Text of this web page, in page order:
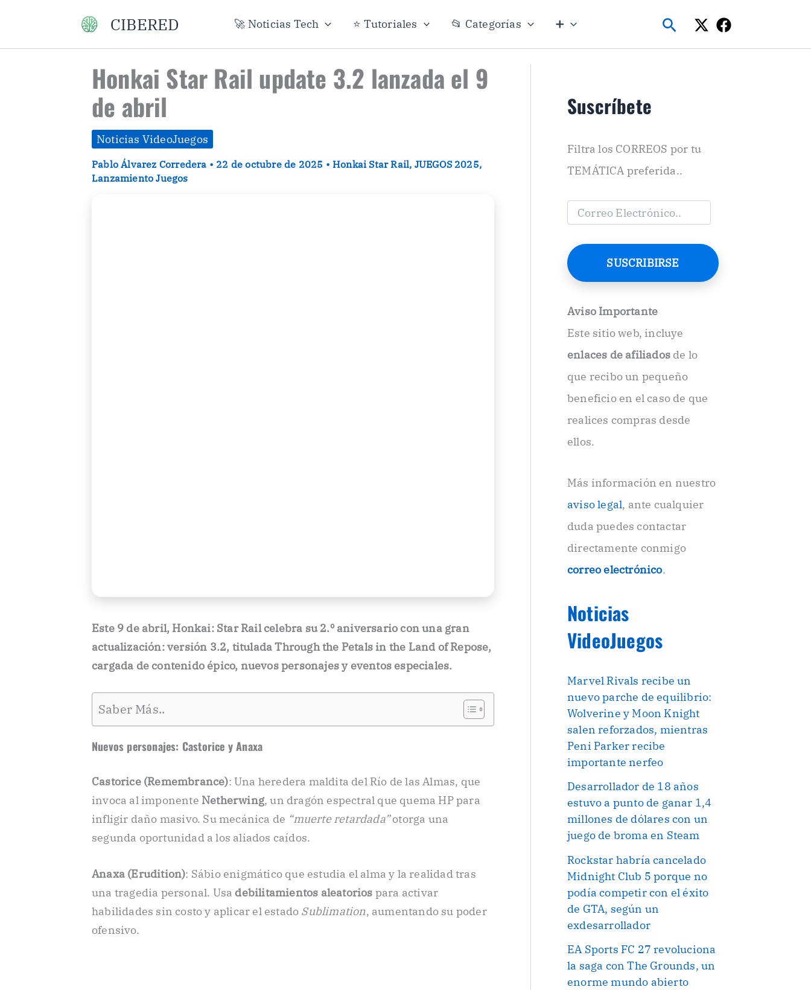
contenido
CIBERED 🚀 Noticias Tech ⭐ Tutoriales 📂 Categorías ➕ Buscar
Honkai Star Rail update 3.2 lanzada el 9
de abril
Noticias VideoJuegos
Pablo Álvarez Corredera • 22 de octubre de 2025 •Honkai Star Rail, JUEGOS 2025,
Lanzamiento Juegos
Este 9 de abril, Honkai: Star Rail celebra su 2.º aniversario con una gran
actualización: versión 3.2, titulada Through the Petals in the Land of Repose,
cargada de contenido épico, nuevos personajes y eventos especiales.
Saber Más..
Nuevos personajes: Castorice y Anaxa
Castorice (Remembrance): Una heredera maldita del Río de las Almas, que
invoca al imponente Netherwing, un dragón espectral que quema HP para
infligir daño masivo. Su mecánica de “muerte retardada”otorga una
segunda oportunidad a los aliados caídos.
Anaxa (Erudition): Sábio enigmático que estudia el alma y la realidad tras
una tragedia personal. Usa debilitamientos aleatorios para activar
habilidades sin costo y aplicar el estado Sublimation, aumentando su poder
ofensivo.
Suscríbete
Filtra los CORREOS por tu
TEMÁTICA preferida..
C
e
o
E
c
t
r
ó
i
o
.
SUSCRIBIRSE
Aviso Importante
Este sitio web, incluye
enlaces de afiliados de lo
que recibo un pequeño
beneficio en el caso de que
realices compras desde
ellos.
Más información en nuestro
aviso legal, ante cualquier
duda puedes contactar
directamente conmigo
correo electrónico.
Noticias
VideoJuegos
Marvel Rivals recibe un
nuevo parche de equilibrio:
Wolverine y Moon Knight
salen reforzados, mientras
Peni Parker recibe
importante nerfeo
Desarrollador de 18 años
estuvo a punto de ganar 1,4
millones de dólares con un
juego de broma en Steam
Rockstar habría cancelado
Midnight Club 5 porque no
podía competir con el éxito
de GTA, según un
exdesarrollador
EA Sports FC 27 revoluciona
la saga con The Grounds, un
enorme mundo abierto